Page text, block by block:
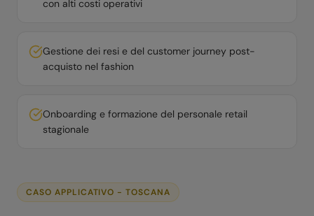
con alti costi operativi
Gestione dei resi e del customer journey post-
acquisto nel fashion
Onboarding e formazione del personale retail
stagionale
CASO APPLICATIVO -TOSCANA